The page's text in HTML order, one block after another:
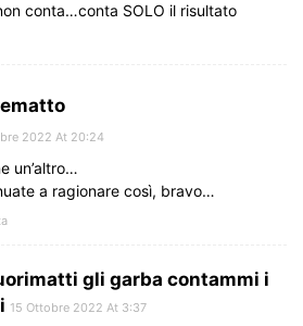
conta…conta SOLO il risultato
2022 At 20:24
un’altro…
a ragionare così, bravo…
gli garba contammi i
15 Ottobre 2022 At 3:37